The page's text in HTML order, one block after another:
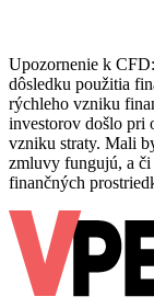
Upozornenie k
dôsledku použitia
rýchleho vzniku
investorov došlo pri
vzniku straty. Mali
zmluvy fungujú, a
finančných